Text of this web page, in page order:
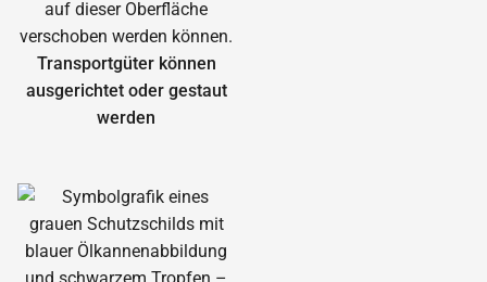
Transportgüter können
ausgerichtet oder gestaut
werden